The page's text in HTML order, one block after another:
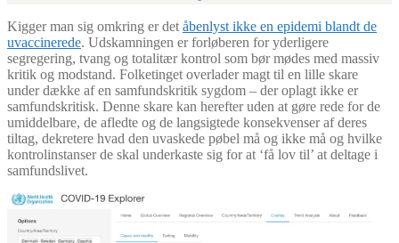
Kigger man sig omkring er detåbenlyst ikke en epidemi blandt de
uvaccinerede. Udskamningen er forløberen for yderligere
segregering, tvang og totalitær kontrol som bør mødes med massiv
kritik og modstand. Folketinget overlader magt til en lille skare
under dække af en samfundskritik sygdom – der oplagt ikke er
samfundskritisk. Denne skare kan herefter uden at gøre rede for de
umiddelbare, de afledte og de langsigtede konsekvenser af deres
tiltag, dekretere hvad den uvaskede pøbel må og ikke må og hvilke
kontrolinstanser de skal underkaste sig for at ‘få lov til’ at deltage i
samfundslivet.